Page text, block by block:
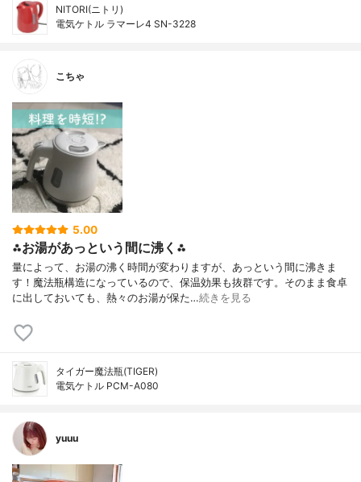
NITORI(ニトリ)
電気ケトル ラマーレ4 SN-3228
こちゃ
5.00
⁂お湯があっという間に沸く⁂
量によって、お湯の沸く時間が変わりますが、あっという間に沸きま
す！魔法瓶構造になっているので、保温効果も抜群です。そのまま食卓
に出しておいても、熱々のお湯が保た…続きを見る
タイガー魔法瓶(TIGER)
電気ケトル PCM-A080
yuuu